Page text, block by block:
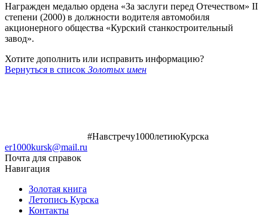
Награжден медалью ордена «За заслуги перед Отечеством» II
степени (2000) в должности водителя автомобиля
акционерного общества «Курский станкостроительный
завод».
Хотите дополнить или исправить информацию?
Вернуться в список Золотых имен
#Навстречу1000летиюКурска
er1000kursk@mail.ru
Почта для справок
Навигация
Золотая книга
Летопись Курска
Контакты